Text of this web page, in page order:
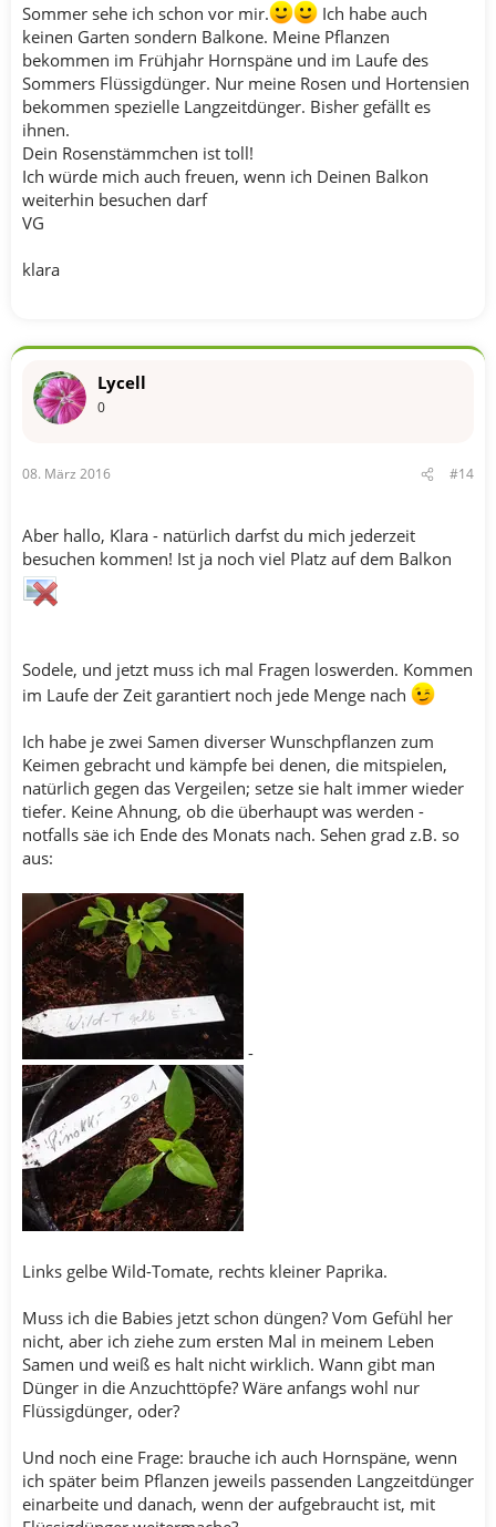
Sommer sehe ich schon vor mir.
Ich habe auch
keinen Garten sondern Balkone. Meine Pflanzen
bekommen im Frühjahr Hornspäne und im Laufe des
Sommers Flüssigdünger. Nur meine Rosen und Hortensien
bekommen spezielle Langzeitdünger. Bisher gefällt es
ihnen.
Dein Rosenstämmchen ist toll!
Ich würde mich auch freuen, wenn ich Deinen Balkon
weiterhin besuchen darf
VG
klara
Lycell
0
08. März 2016 #14
Aber hallo, Klara - natürlich darfst du mich jederzeit
besuchen kommen! Ist ja noch viel Platz auf dem Balkon
Sodele, und jetzt muss ich mal Fragen loswerden. Kommen
im Laufe der Zeit garantiert noch jede Menge nach
Ich habe je zwei Samen diverser Wunschpflanzen zum
Keimen gebracht und kämpfe bei denen, die mitspielen,
natürlich gegen das Vergeilen; setze sie halt immer wieder
tiefer. Keine Ahnung, ob die überhaupt was werden -
notfalls säe ich Ende des Monats nach. Sehen grad z.B. so
aus:
-
Links gelbe Wild-Tomate, rechts kleiner Paprika.
Muss ich die Babies jetzt schon düngen? Vom Gefühl her
nicht, aber ich ziehe zum ersten Mal in meinem Leben
Samen und weiß es halt nicht wirklich. Wann gibt man
Dünger in die Anzuchttöpfe? Wäre anfangs wohl nur
Flüssigdünger, oder?
Und noch eine Frage: brauche ich auch Hornspäne, wenn
ich später beim Pflanzen jeweils passenden Langzeitdünger
einarbeite und danach, wenn der aufgebraucht ist, mit